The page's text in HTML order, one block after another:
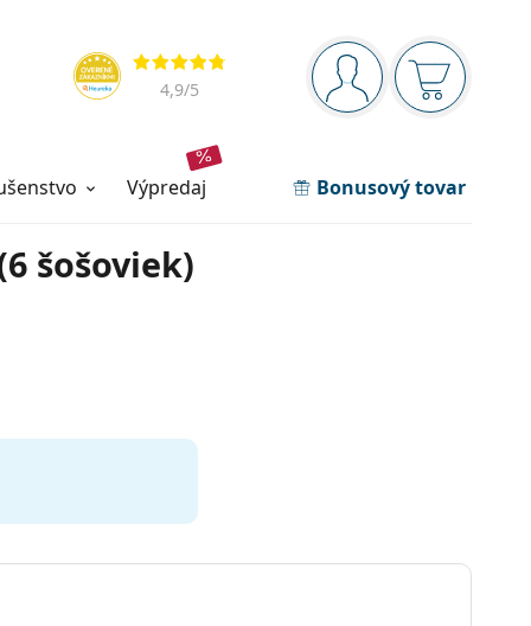
Navigačný panel
ste prihláseníNákupný
Hodnotenia
4,9/5
výpredaj Bonusový tovar
šošoviek)